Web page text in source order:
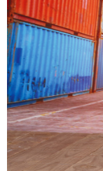
1.分期款項不併入電信
醒簡訊。
2.透過簡訊連結打開帳
帳／街口支付／iPASS
【注意事項】
1.本服務係由「台灣
用戶於交易時，得透
買賣價金債權讓與本
2.基於同意付款使用「
資料（包含姓名、電
由本公司與您本人進
3.完整用戶服務條款，
【「AFTEE先享後付
１．於結帳方式選擇「
結帳頁面，進行簡訊認
２．訂單成立數日內，
３．收到繳費通知簡
ATM／網路銀行／等
※ 請注意：結帳手續
購買商品的店家。未
後付繳納相關費用。
※ 交易是否成功請以
是否繳費成功／繳費
客戶支援中心」
每筆NT$120，滿
7-11取貨付款
每筆NT$120，滿
宅配
每筆NT$120，滿